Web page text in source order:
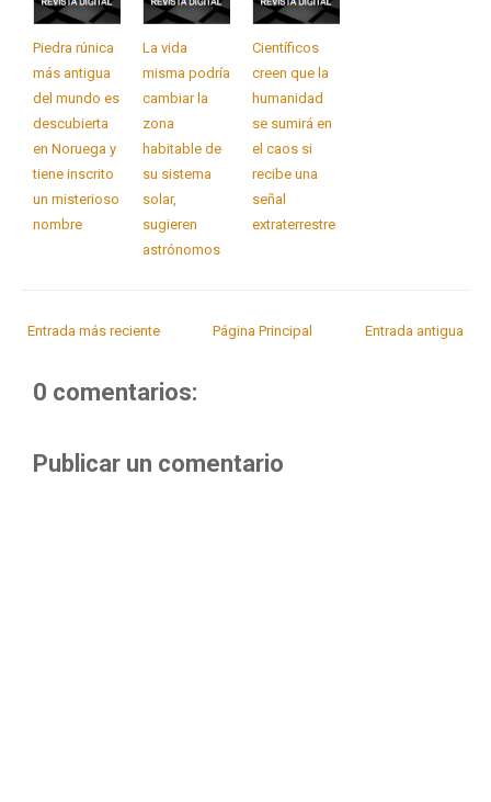
Piedra rúnica
más antigua
del mundo es
descubierta
en Noruega y
tiene inscrito
un misterioso
nombre
La vida
misma podría
cambiar la
zona
habitable de
su sistema
solar,
sugieren
astrónomos
Científicos
creen que la
humanidad
se sumirá en
el caos si
recibe una
señal
extraterrestre
Entrada más reciente Entrada antigua
Página Principal
0 comentarios:
Publicar un comentario